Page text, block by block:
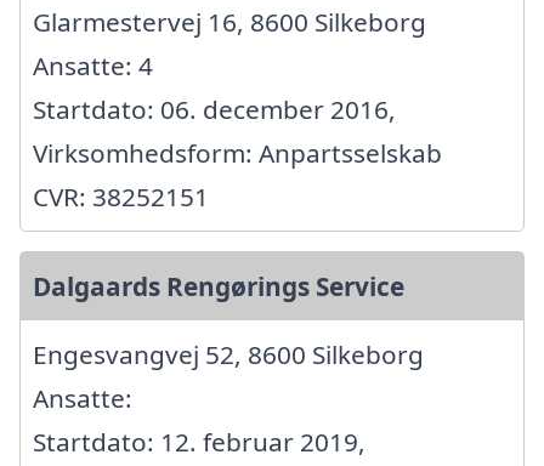
Glarmestervej 16, 8600 Silkeborg
Ansatte: 4
Startdato: 06. december 2016,
Virksomhedsform: Anpartsselskab
CVR: 38252151
Dalgaards Rengørings Service
Engesvangvej 52, 8600 Silkeborg
Ansatte:
Startdato: 12. februar 2019,